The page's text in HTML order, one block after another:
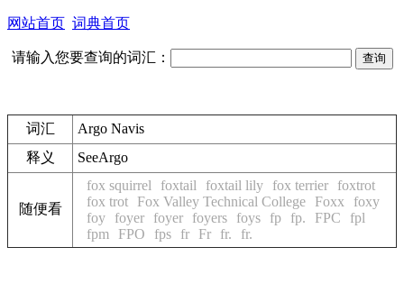
网站首页 词典首页
请输入您要查询的词汇：
词汇
Argo Navis
释义
SeeArgo
随便看
fox squirrel foxtail foxtail lily fox terrier
foxtrot
fox trot
Fox Valley Technical College Foxx
foxy
foy
foyer foyer foyers foys fp fp. FPC
fpl
fpm
FPO fps fr Fr fr. fr.